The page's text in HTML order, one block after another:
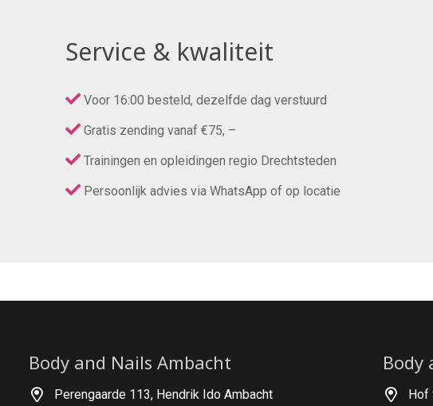
Service & kwaliteit
Voor 16:00 besteld, dezelfde dag verstuurd
Gratis zending vanaf €75, –
Trainingen en opleidingen regio Drechtsteden
Persoonlijk advies via WhatsApp of op locatie
Body and Nails Ambacht
Perengaarde 113, Hendrik Ido Ambacht
Body
Hof